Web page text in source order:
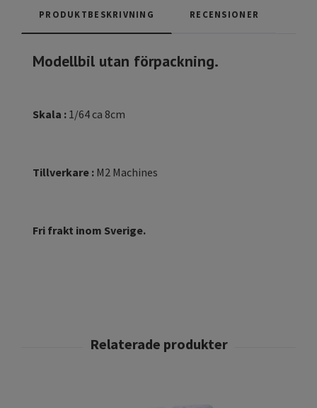
PRODUKTBESKRIVNING RECENSIONER
Modellbil utan förpackning.
Skala : 1/64 ca 8cm
Tillverkare : M2 Machines
Fri frakt inom Sverige.